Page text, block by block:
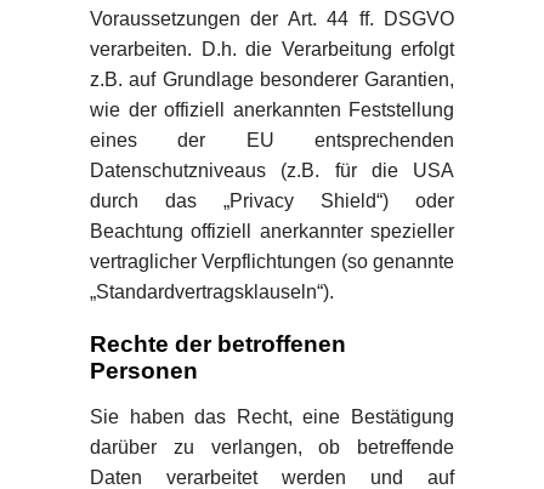
Voraussetzungen der Art. 44 ff. DSGVO
verarbeiten. D.h. die Verarbeitung erfolgt
z.B. auf Grundlage besonderer Garantien,
wie der offiziell anerkannten Feststellung
eines der EU entsprechenden
Datenschutzniveaus (z.B. für die USA
durch das „Privacy Shield“) oder
Beachtung offiziell anerkannter spezieller
vertraglicher Verpflichtungen (so genannte
„Standardvertragsklauseln“).
Rechte der betroffenen
Personen
Sie haben das Recht, eine Bestätigung
darüber zu verlangen, ob betreffende
Daten verarbeitet werden und auf